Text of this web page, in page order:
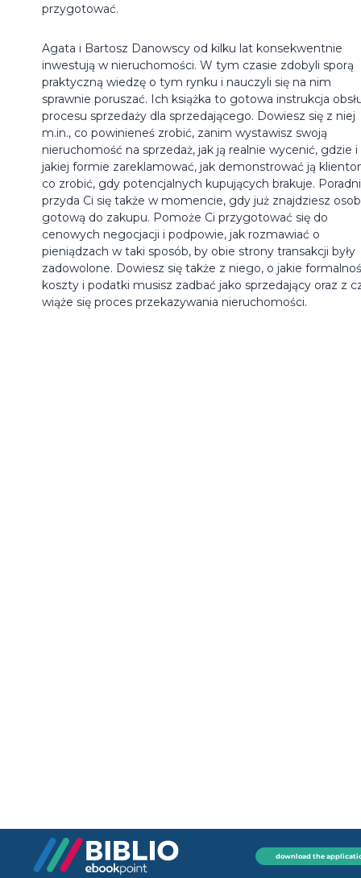
przygotować.
Agata i Bartosz Danowscy od kilku lat konsekwentnie
inwestują w nieruchomości. W tym czasie zdobyli sporą
praktyczną wiedzę o tym rynku i nauczyli się na nim
sprawnie poruszać. Ich książka to gotowa instrukcja
procesu sprzedaży dla sprzedającego. Dowiesz się z niej
m.in., co powinieneś zrobić, zanim wystawisz swoją
nieruchomość na sprzedaż, jak ją realnie wycenić, gdzie i
jakiej formie zareklamować, jak demonstrować ją
co zrobić, gdy potencjalnych kupujących brakuje.
przyda Ci się także w momencie, gdy już znajdziesz
gotową do zakupu. Pomoże Ci przygotować się do
cenowych negocjacji i podpowie, jak rozmawiać o
pieniądzach w taki sposób, by obie strony transakcji były
zadowolone. Dowiesz się także z niego, o jakie
koszty i podatki musisz zadbać jako sprzedający oraz z
wiąże się proces przekazywania nieruchomości.
download the